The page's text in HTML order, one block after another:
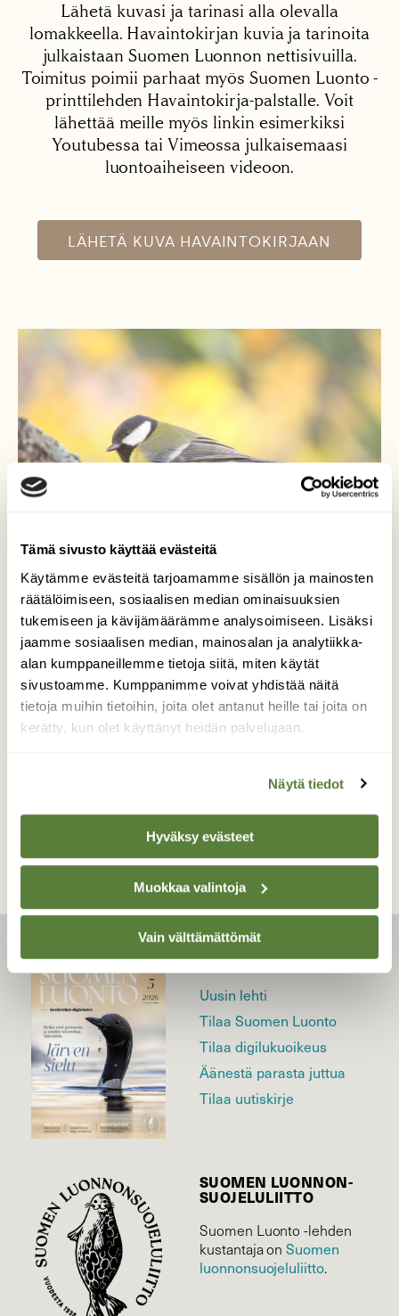
Tämä sivusto käyttää evästeitä
Käytämme evästeitä tarjoamamme sisällön ja mainosten
räätälöimiseen, sosiaalisen median ominaisuuksien
tukemiseen ja kävijämäärämme analysoimiseen. Lisäksi
jaamme sosiaalisen median, mainosalan ja analytiikka-
alan kumppaneillemme tietoja siitä, miten käytät
sivustoamme. Kumppanimme voivat yhdistää näitä
tietoja muihin tietoihin, joita olet antanut heille tai joita on
kerätty, kun olet käyttänyt heidän palvelujaan.
Näytä tiedot
Hyväksy evästeet
Muokkaa valintoja
Vain välttämättömät
Lähetä kuvasi ja tarinasi alla olevalla
lomakkeella. Havaintokirjan kuvia ja tarinoita
julkaistaan Suomen Luonnon nettisivuilla.
Toimitus poimii parhaat myös Suomen Luonto -
printtilehden Havaintokirja-palstalle. Voit
lähettää meille myös linkin esimerkiksi
Youtubessa tai Vimeossa julkaisemaasi
luontoaiheiseen videoon.
LÄHETÄ KUVA HAVAINTOKIRJAAN
Kaunista
Kaunis, lämmin, lokakuinen päivä.
Valokuvaaja: Kaarlo Asikainen, Iisalmi 10.10.2025
LEHTI
Uusin lehti
Tilaa Suomen Luonto
Tilaa digilukuoikeus
Äänestä parasta juttua
Tilaa uutiskirje
SUOMEN LUONNON­
SUOJELU­LIITTO
Suomen Luonto -lehden
kustantaja onSuomen
luonnonsuojelu­liitto.